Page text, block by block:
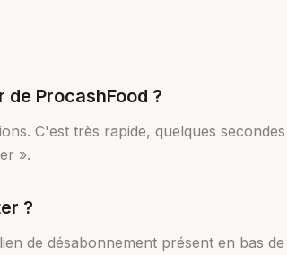
ProcashFood ?
C'est très rapide, quelques
».
?
de désabonnement présent en bas